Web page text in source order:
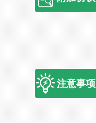
注意事项